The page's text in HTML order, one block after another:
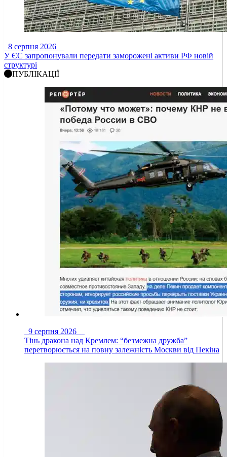
8 серпня 2026
У ЄС запропонували передати заморожені активи РФ новій
структурі
ПУБЛІКАЦІЇ
9 серпня 2026
Тінь дракона над Кремлем: “безмежна дружба”
перетворюється на повну залежність Москви від Пекіна